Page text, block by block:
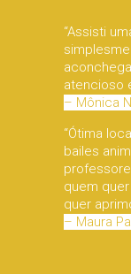
“Assisti
atencioso
– Mônica
“Ótima
bailes
quem
quer
– Maura